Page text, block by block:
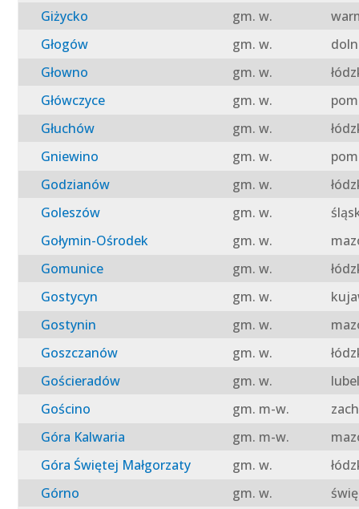
Giżycko
gm. w.
Głogów
gm. w.
Głowno
gm. w.
Główczyce
gm. w.
Głuchów
gm. w.
Gniewino
gm. w.
Godzianów
gm. w.
Goleszów
gm. w.
Gołymin-Ośrodek
gm. w.
Gomunice
gm. w.
Gostycyn
gm. w.
Gostynin
gm. w.
Goszczanów
gm. w.
Gościeradów
gm. w.
Gościno
gm. m-w.
Góra Kalwaria
gm. m-w.
Góra Świętej Małgorzaty
gm. w.
Górno
gm. w.